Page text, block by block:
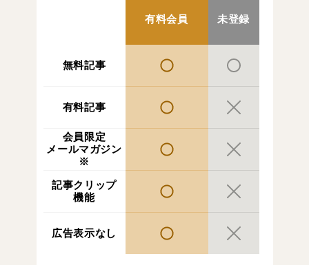
有料会員 未登録
無料記事
有料記事
会員限定
メールマガジン
※
記事クリップ
機能
広告表示なし